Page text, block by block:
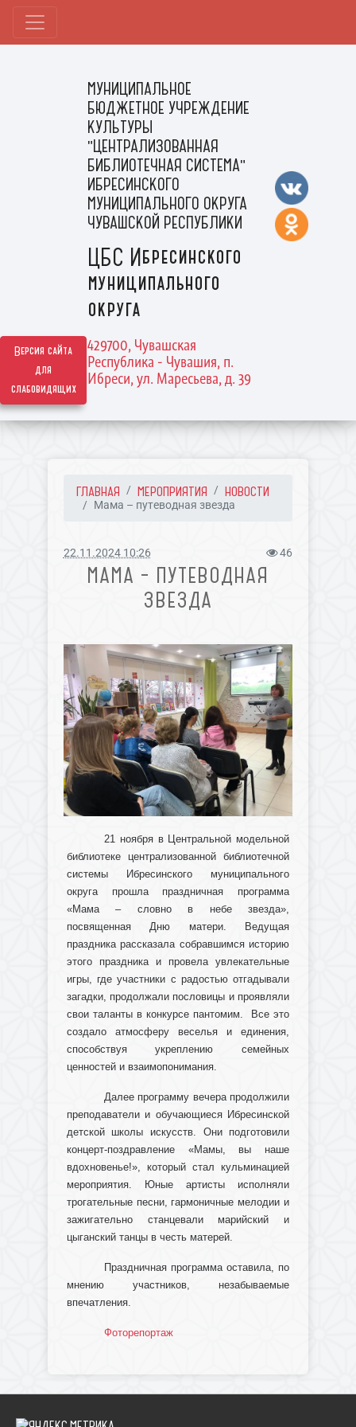
Версия сайта
для
слабовидящих
МУНИЦИПАЛЬНОЕ
БЮДЖЕТНОЕ УЧРЕЖДЕНИЕ
КУЛЬТУРЫ
"ЦЕНТРАЛИЗОВАННАЯ
БИБЛИОТЕЧНАЯ СИСТЕМА"
ИБРЕСИНСКОГО
МУНИЦИПАЛЬНОГО ОКРУГА
ЧУВАШСКОЙ РЕСПУБЛИКИ
ЦБС Ибресинского
муниципального
округа
429700, Чувашская
Республика - Чувашия, п.
Ибреси, ул. Маресьева, д. 39
ГЛАВНАЯ МЕРОПРИЯТИЯ НОВОСТИ
Мама – путеводная звезда
22.11.2024 10:26 46
МАМА – ПУТЕВОДНАЯ
ЗВЕЗДА
21 ноября в Центральной модельной
библиотеке централизованной библиотечной
системы Ибресинского муниципального
округа прошла праздничная программа
«Мама – словно в небе звезда»,
посвященная Дню матери. Ведущая
праздника рассказала собравшимся историю
этого праздника и провела увлекательные
игры, где участники с радостью отгадывали
загадки, продолжали пословицы и проявляли
свои таланты в конкурсе пантомим. Все это
создало атмосферу веселья и единения,
способствуя укреплению семейных
ценностей и взаимопонимания.
Далее программу вечера продолжили
преподаватели и обучающиеся Ибресинской
детской школы искусств. Они подготовили
концерт-поздравление «Мамы, вы наше
вдохновенье!», который стал кульминацией
мероприятия. Юные артисты исполняли
трогательные песни, гармоничные мелодии и
зажигательно станцевали марийский и
цыганский танцы в честь матерей.
Праздничная программа оставила, по
мнению участников, незабываемые
впечатления.
Фоторепортаж